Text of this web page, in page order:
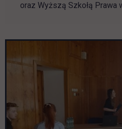
oraz Wyższą Szkołą Prawa